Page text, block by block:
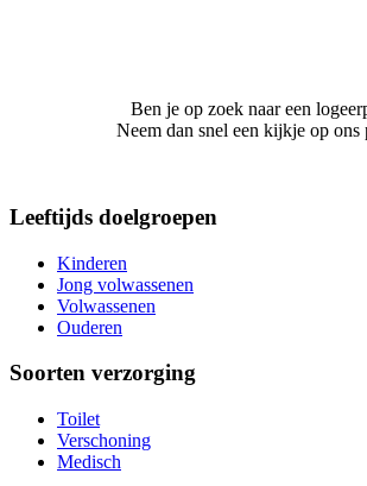
Ben je op zoek naar een
Neem dan snel een kijkje op ons
Leeftijds doelgroepen
Kinderen
Jong volwassenen
Volwassenen
Ouderen
Soorten verzorging
Toilet
Verschoning
Medisch